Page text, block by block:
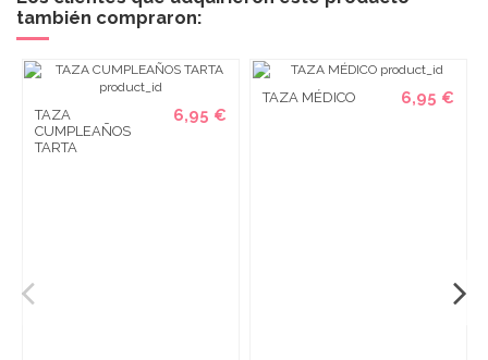
también compraron:
TAZA
CUMPLEAÑOS
TARTA
6,95 €
TAZA MÉDICO 6,95 €